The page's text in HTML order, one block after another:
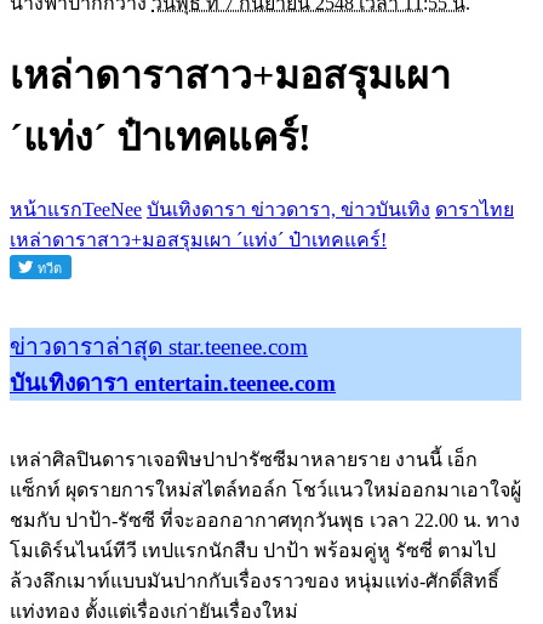
เหล่าดาราสาว+มอสรุมเผา
´แท่ง´ ป๋าเทคแคร์!
หน้าแรกTeeNee บันเทิงดารา ข่าวดารา, ข่าวบันเทิง ดาราไทย
เหล่าดาราสาว+มอสรุมเผา ´แท่ง´ ป๋าเทคแคร์!
ข่าวดาราล่าสุด star.teenee.com
บันเทิงดารา entertain.teenee.com
เหล่าศิลปินดาราเจอพิษปาปารัซซีมาหลายราย งานนี้ เอ็ก
แซ็กท์ ผุดรายการใหม่สไตล์ทอล์ก โชว์แนวใหม่ออกมาเอาใจผู้
ชมกับ ปาป้า-รัซซี ที่จะออกอากาศทุกวันพุธ เวลา 22.00 น. ทาง
โมเดิร์นไนน์ทีวี เทปแรกนักสืบ ปาป้า พร้อมคู่หู รัซซี่ ตามไป
ล้วงลึกเมาท์แบบมันปากกับเรื่องราวของ หนุ่มแท่ง-ศักดิ์สิทธิ์
แท่งทอง ตั้งแต่เรื่องเก่ายันเรื่องใหม่